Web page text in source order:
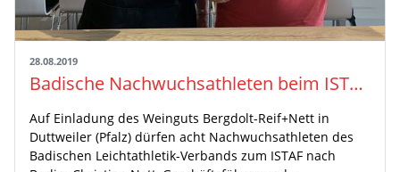
28.08.2019
Badische Nachwuchsathleten beim ISTAF in Berlin
Auf Einladung des Weinguts Bergdolt-Reif+Nett in
Duttweiler (Pfalz) dürfen acht Nachwuchsathleten des
Badischen Leichtathletik-Verbands zum ISTAF nach